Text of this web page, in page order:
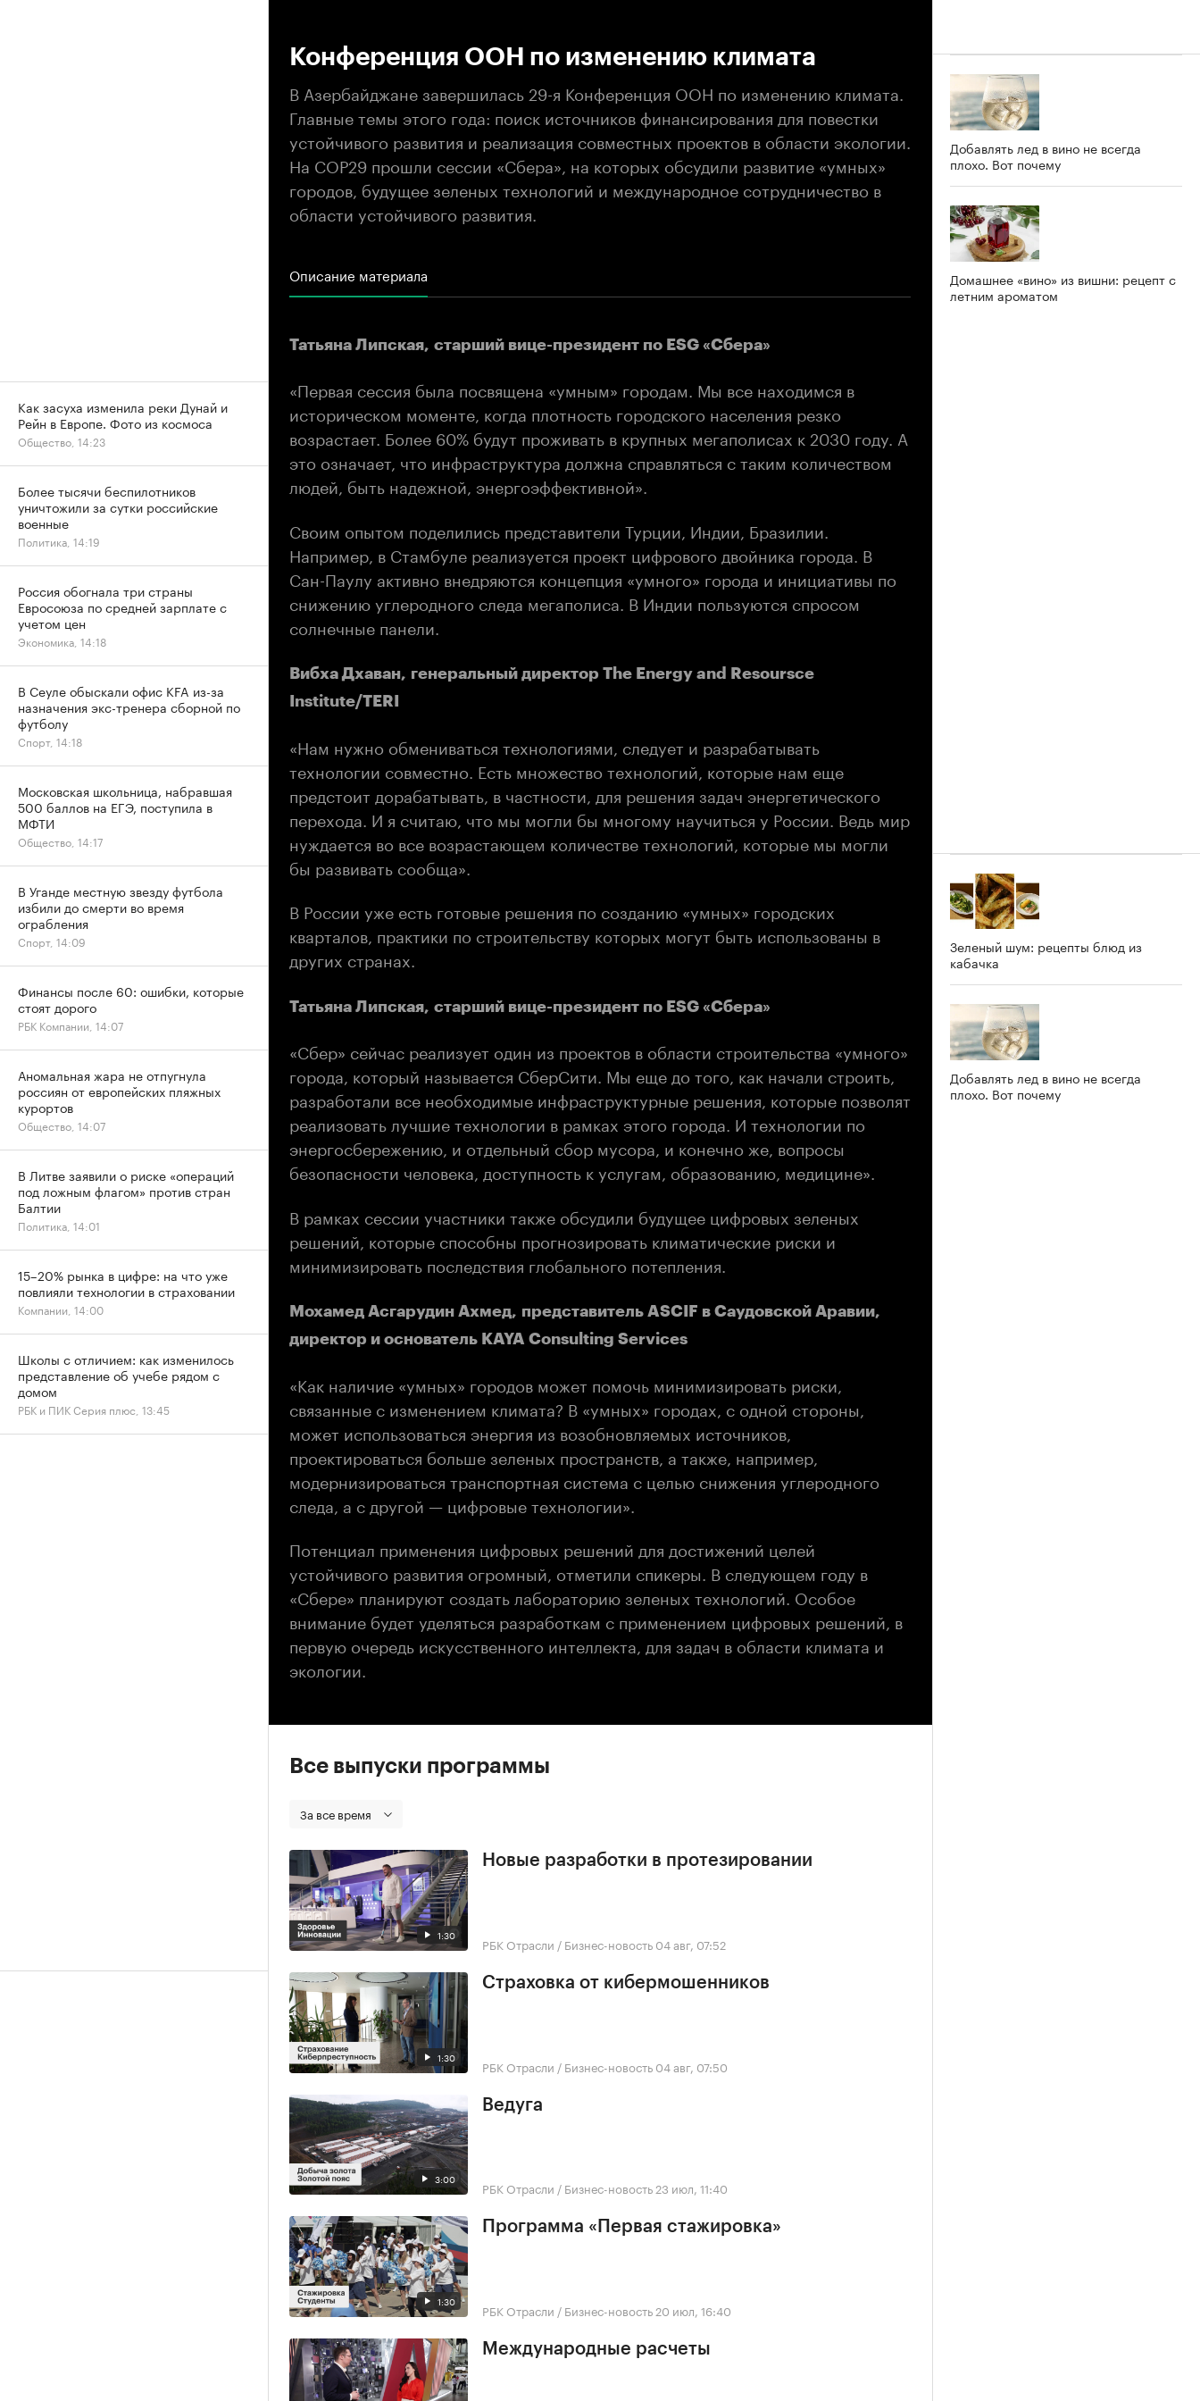
Конференция ООН по изменению климата
В Азербайджане завершилась 29-я Конференция ООН по изменению климата.
Главные темы этого года: поиск источников финансирования для повестки
устойчивого развития и реализация совместных проектов в области экологии.
На СОР29 прошли сессии «Сбера», на которых обсудили развитие «умных»
городов, будущее зеленых технологий и международное сотрудничество в
области устойчивого развития.
Описание материала
Татьяна Липская, старший вице-президент по ESG «Сбера»
«Первая сессия была посвящена «умным» городам. Мы все находимся в
историческом моменте, когда плотность городского населения резко
возрастает. Более 60% будут проживать в крупных мегаполисах к 2030 году. А
это означает, что инфраструктура должна справляться с таким количеством
людей, быть надежной, энергоэффективной».
Своим опытом поделились представители Турции, Индии, Бразилии.
Например, в Стамбуле реализуется проект цифрового двойника города. В
Сан-Паулу активно внедряются концепция «умного» города и инициативы по
снижению углеродного следа мегаполиса. В Индии пользуются спросом
солнечные панели.
Вибха Дхаван, генеральный директор The Energy and Resoursce
Institute/TERI
«Нам нужно обмениваться технологиями, следует и разрабатывать
технологии совместно. Есть множество технологий, которые нам еще
предстоит дорабатывать, в частности, для решения задач энергетического
перехода. И я считаю, что мы могли бы многому научиться у России. Ведь мир
нуждается во все возрастающем количестве технологий, которые мы могли
бы развивать сообща».
В России уже есть готовые решения по созданию «умных» городских
кварталов, практики по строительству которых могут быть использованы в
других странах.
Татьяна Липская, старший вице-президент по ESG «Сбера»
«Сбер» сейчас реализует один из проектов в области строительства «умного»
города, который называется СберСити. Мы еще до того, как начали строить,
разработали все необходимые инфраструктурные решения, которые позволят
реализовать лучшие технологии в рамках этого города. И технологии по
энергосбережению, и отдельный сбор мусора, и конечно же, вопросы
безопасности человека, доступность к услугам, образованию, медицине».
В рамках сессии участники также обсудили будущее цифровых зеленых
решений, которые способны прогнозировать климатические риски и
минимизировать последствия глобального потепления.
Мохамед Асгарудин Ахмед, представитель ASCIF в Саудовской Аравии,
директор и основатель KAYA Consulting Services
«Как наличие «умных» городов может помочь минимизировать риски,
связанные с изменением климата? В «умных» городах, с одной стороны,
может использоваться энергия из возобновляемых источников,
проектироваться больше зеленых пространств, а также, например,
модернизироваться транспортная система с целью снижения углеродного
следа, а с другой — цифровые технологии».
Потенциал применения цифровых решений для достижений целей
устойчивого развития огромный, отметили спикеры. В следующем году в
«Сбере» планируют создать лабораторию зеленых технологий. Особое
внимание будет уделяться разработкам с применением цифровых решений, в
первую очередь искусственного интеллекта, для задач в области климата и
экологии.
Все выпуски программы
За все время
1:30
Новые разработки в протезировании
РБК Отрасли / Бизнес-новость 04 авг, 07:52
1:30
Страховка от кибермошенников
РБК Отрасли / Бизнес-новость 04 авг, 07:50
3:00
Ведуга
РБК Отрасли / Бизнес-новость 23 июл, 11:40
1:30
Программа «Первая стажировка»
РБК Отрасли / Бизнес-новость 20 июл, 16:40
Международные расчеты
Добавлять лед в вино не всегда
плохо. Вот почему
Домашнее «вино» из вишни: рецепт с
летним ароматом
Зеленый шум: рецепты блюд из
кабачка
Добавлять лед в вино не всегда
плохо. Вот почему
Как засуха изменила реки Дунай и
Рейн в Европе. Фото из космоса
Общество, 14:23
Более тысячи беспилотников
уничтожили за сутки российские
военные
Политика, 14:19
Россия обогнала три страны
Евросоюза по средней зарплате с
учетом цен
Экономика, 14:18
В Сеуле обыскали офис KFA из-за
назначения экс-тренера сборной по
футболу
Спорт, 14:18
Московская школьница, набравшая
500 баллов на ЕГЭ, поступила в
МФТИ
Общество, 14:17
В Уганде местную звезду футбола
избили до смерти во время
ограбления
Спорт, 14:09
Финансы после 60: ошибки, которые
стоят дорого
РБК Компании, 14:07
Аномальная жара не отпугнула
россиян от европейских пляжных
курортов
Общество, 14:07
В Литве заявили о риске «операций
под ложным флагом» против стран
Балтии
Политика, 14:01
15–20% рынка в цифре: на что уже
повлияли технологии в страховании
Компании, 14:00
Школы с отличием: как изменилось
представление об учебе рядом с
домом
РБК и ПИК Серия плюс, 13:45